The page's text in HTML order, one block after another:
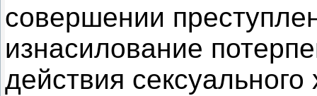
совершении
изнасилование
действия сексуального